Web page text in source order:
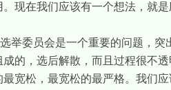
现在我们应该有一个想法，就
选举委员会是一个重要的问题，
的，选后解散，而且过程很不
宽松，最宽松的最严格。我们